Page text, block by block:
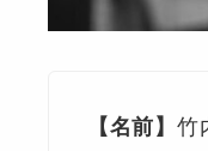
【名前】 竹